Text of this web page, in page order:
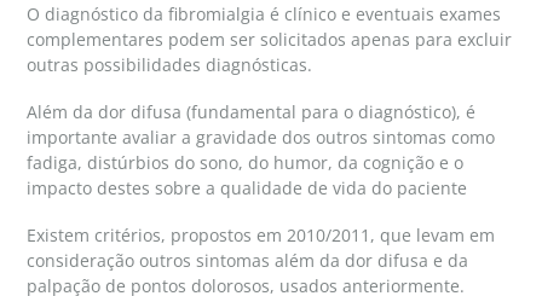
O diagnóstico da fibromialgia é clínico e eventuais exames
complementares podem ser solicitados apenas para excluir
outras possibilidades diagnósticas.
Além da dor difusa (fundamental para o diagnóstico), é
importante avaliar a gravidade dos outros sintomas como
fadiga, distúrbios do sono, do humor, da cognição e o
impacto destes sobre a qualidade de vida do paciente
Existem critérios, propostos em 2010/2011, que levam em
consideração outros sintomas além da dor difusa e da
palpação de pontos dolorosos, usados anteriormente.